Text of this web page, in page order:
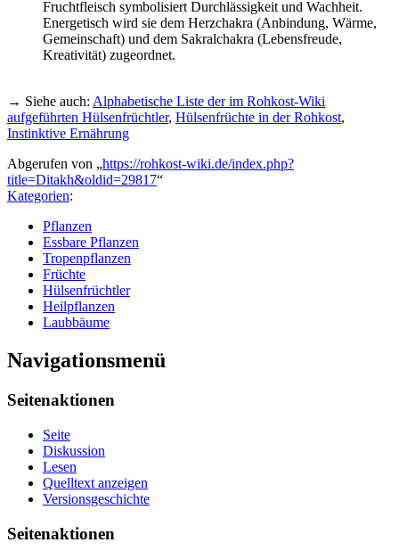
Fruchtfleisch symbolisiert Durchlässigkeit und Wachheit.
Energetisch wird sie dem Herzchakra (Anbindung, Wärme,
Gemeinschaft) und dem Sakralchakra (Lebensfreude,
Kreativität) zugeordnet.
→ Siehe auch: Alphabetische Liste der im Rohkost-Wiki
aufgeführten Hülsenfrüchtler, Hülsenfrüchte in der Rohkost,
Instinktive Ernährung
Abgerufen von „https://rohkost-wiki.de/index.php?
title=Ditakh&oldid=29817“
Kategorien:
Pflanzen
Essbare Pflanzen
Tropenpflanzen
Früchte
Hülsenfrüchtler
Heilpflanzen
Laubbäume
Navigationsmenü
Seitenaktionen
Seite
Diskussion
Lesen
Quelltext anzeigen
Versionsgeschichte
Seitenaktionen